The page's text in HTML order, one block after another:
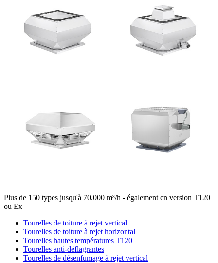
Plus de 150 types jusqu'à 70.000 m³/h - également en version T120
ou Ex
Tourelles de toiture à rejet vertical
Tourelles de toiture à rejet horizontal
Tourelles hautes températures T120
Tourelles anti-déflagrantes
Tourelles de désenfumage à rejet vertical